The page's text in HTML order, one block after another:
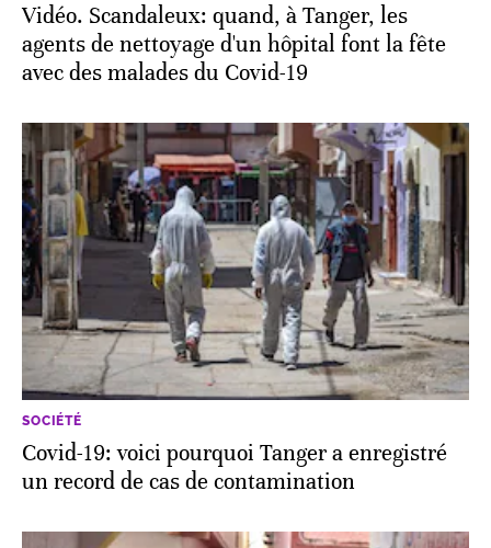
Vidéo. Scandaleux: quand, à Tanger, les
agents de nettoyage d'un hôpital font la fête
avec des malades du Covid-19
SOCIÉTÉ
Covid-19: voici pourquoi Tanger a enregistré
un record de cas de contamination